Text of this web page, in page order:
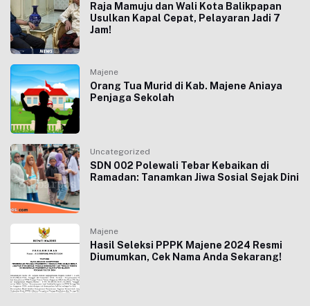
Raja Mamuju dan Wali Kota Balikpapan
Usulkan Kapal Cepat, Pelayaran Jadi 7
Jam!
Majene
Orang Tua Murid di Kab. Majene Aniaya
Penjaga Sekolah
Uncategorized
SDN 002 Polewali Tebar Kebaikan di
Ramadan: Tanamkan Jiwa Sosial Sejak Dini
Majene
Hasil Seleksi PPPK Majene 2024 Resmi
Diumumkan, Cek Nama Anda Sekarang!